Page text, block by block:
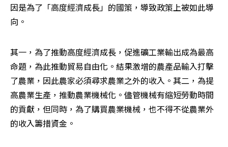
因是為了「高度經濟成長」的國策，導致政策上被如此導
向。
其一，為了推動高度經濟成長，促進礦工業輸出成為最高
命題，為此推動貿易自由化。結果激增的農產品輸入打擊
了農業，因此農家必須尋求農業之外的收入。其二，為提
高農業生產，推動農業機械化。儘管機械有縮短勞動時間
的貢獻，但同時，為了購買農業機械，也不得不從農業外
的收入籌措資金。